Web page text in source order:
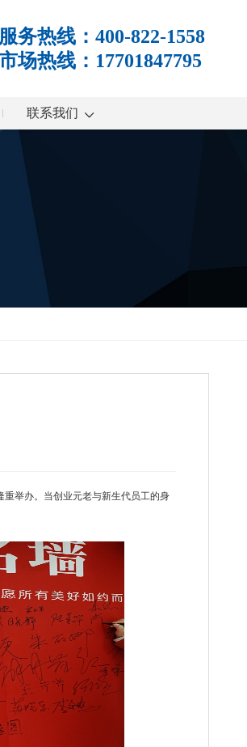
服务热线：400-822-1558
场热线：17701847795
联系我们
重举办。 当创业元老与新生代员工的身